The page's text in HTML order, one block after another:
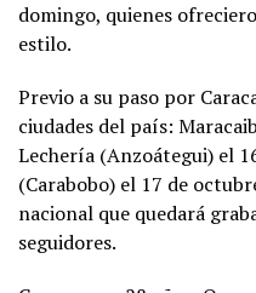
domingo, quienes
estilo.
Previo a su paso por
ciudades del país:
Lechería (Anzoátegui) el
(Carabobo) el 17 de
nacional que quedará
seguidores.